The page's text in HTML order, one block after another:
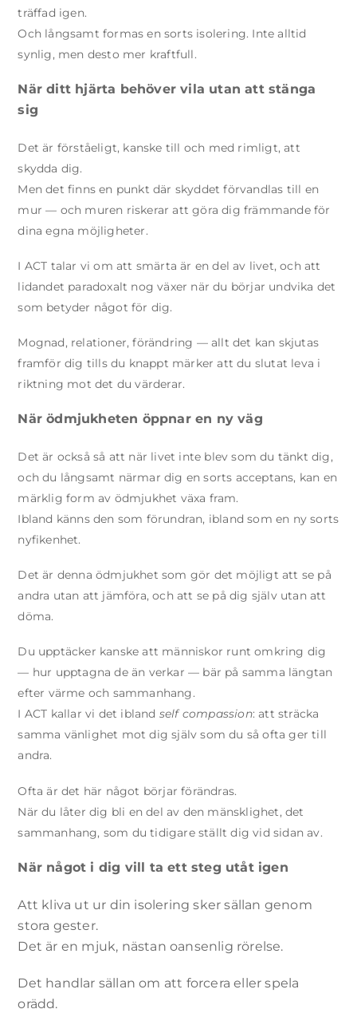
träffad igen.
Och långsamt formas en sorts isolering. Inte alltid
synlig, men desto mer kraftfull.
När ditt hjärta behöver vila utan att stänga
sig
Det är förståeligt, kanske till och med rimligt, att
skydda dig.
Men det finns en punkt där skyddet förvandlas till en
mur — och muren riskerar att göra dig främmande för
dina egna möjligheter.
I ACT talar vi om att smärta är en del av livet, och att
lidandet paradoxalt nog växer när du börjar undvika det
som betyder något för dig.
Mognad, relationer, förändring — allt det kan skjutas
framför dig tills du knappt märker att du slutat leva i
riktning mot det du värderar.
När ödmjukheten öppnar en ny väg
Det är också så att när livet inte blev som du tänkt dig,
och du långsamt närmar dig en sorts acceptans, kan en
märklig form av ödmjukhet växa fram.
Ibland känns den som förundran, ibland som en ny sorts
nyfikenhet.
Det är denna ödmjukhet som gör det möjligt att se på
andra utan att jämföra, och att se på dig själv utan att
döma.
Du upptäcker kanske att människor runt omkring dig
— hur upptagna de än verkar — bär på samma längtan
efter värme och sammanhang.
I ACT kallar vi det ibland self compassion: att sträcka
samma vänlighet mot dig själv som du så ofta ger till
andra.
Ofta är det här något börjar förändras.
När du låter dig bli en del av den mänsklighet, det
sammanhang, som du tidigare ställt dig vid sidan av.
När något i dig vill ta ett steg utåt igen
Att kliva ut ur din isolering sker sällan genom
stora gester.
Det är en mjuk, nästan oansenlig rörelse.
Det handlar sällan om att forcera eller spela
orädd.